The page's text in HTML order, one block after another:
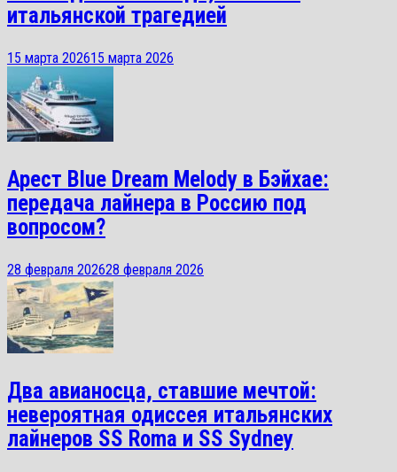
итальянской трагедией
15 марта 202615 марта 2026
Арест Blue Dream Melody в Бэйхае:
передача лайнера в Россию под
вопросом?
28 февраля 202628 февраля 2026
Два авианосца, ставшие мечтой:
невероятная одиссея итальянских
лайнеров SS Roma и SS Sydney